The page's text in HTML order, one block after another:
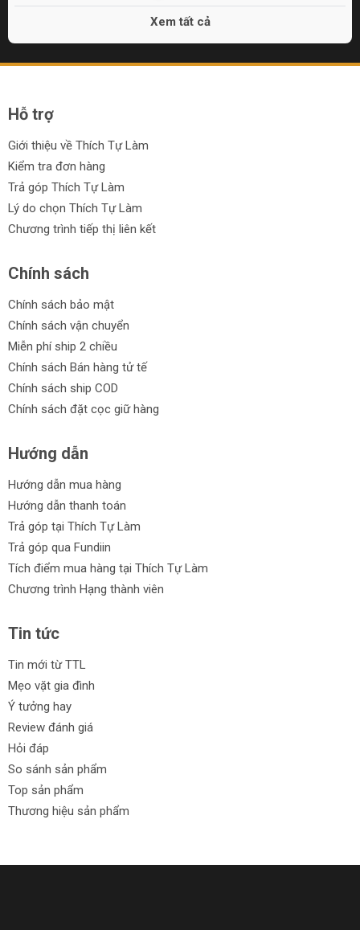
Xem tất cả
Hỗ trợ
Giới thiệu về Thích Tự Làm
Kiểm tra đơn hàng
Trả góp Thích Tự Làm
Lý do chọn Thích Tự Làm
Chương trình tiếp thị liên kết
Chính sách
Chính sách bảo mật
Chính sách vận chuyển
Miễn phí ship 2 chiều
Chính sách Bán hàng tử tế
Chính sách ship COD
Chính sách đặt cọc giữ hàng
Hướng dẫn
Hướng dẫn mua hàng
Hướng dẫn thanh toán
Trả góp tại Thích Tự Làm
Trả góp qua Fundiin
Tích điểm mua hàng tại Thích Tự Làm
Chương trình Hạng thành viên
Tin tức
Tin mới từ TTL
Mẹo vặt gia đình
Ý tưởng hay
Review đánh giá
Hỏi đáp
So sánh sản phẩm
Top sản phẩm
Thương hiệu sản phẩm